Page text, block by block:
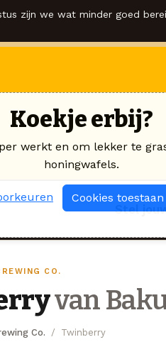
zijn we wat minder goed
Stel
CO.
van
Co. Twinberry
Koekje erbij?
werkt en om lekker te
honingwafels.
Cookies toestaan